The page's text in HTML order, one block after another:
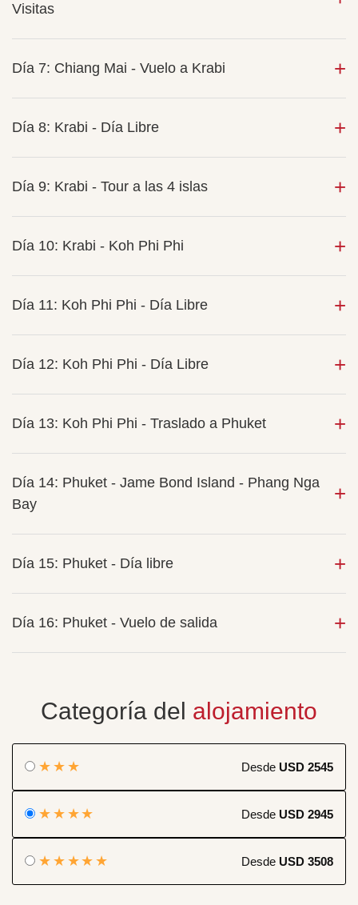
Visitas
Día 7: Chiang Mai - Vuelo a Krabi
Día 8: Krabi - Día Libre
Día 9: Krabi - Tour a las 4 islas
Día 10: Krabi - Koh Phi Phi
Día 11: Koh Phi Phi - Día Libre
Día 12: Koh Phi Phi - Día Libre
Día 13: Koh Phi Phi - Traslado a Phuket
Día 14: Phuket - Jame Bond Island - Phang Nga
Bay
Día 15: Phuket - Día libre
Día 16: Phuket - Vuelo de salida
Categoría del alojamiento
★★★ Desde USD 2545
★★★★ Desde USD 2945
★★★★★ Desde USD 3508